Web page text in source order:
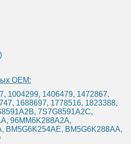
OEM:
1004299, 1406479, 1472867,
1688697, 1778516, 1823388,
7S7G8591A2C,
96MM6K288A2A,
BM5G6K254AE, BM5G6K288AA,